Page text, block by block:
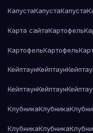
КапустаКапустаКапуста
Карта сайтаКартофель
КартофельКартофель
КейптаунКейптаун
КейптаунКейптаун
КлубникаКлубника
КлубникаКлубника